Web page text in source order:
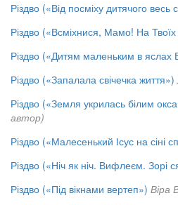
Різдво («Від посміху дитячого весь
Різдво («Всміхнися, Мамо! На Твоїх
Різдво («Дитям маленьким в яслах
Різдво («Запалала свічечка життя»)
Різдво («Земля укрилась білим
автор)
Різдво («Малесенький Ісус на сіні
Різдво («Ніч як ніч. Вифлеєм. Зорі
Різдво («Під вікнами вертеп») Віра